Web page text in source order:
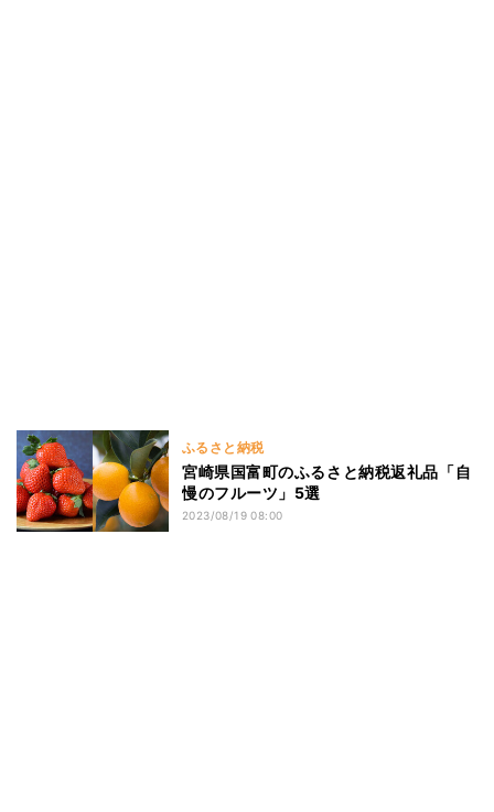
ふるさと納税
宮崎県国富町のふるさと納税返礼品「自
慢のフルーツ」5選
2023/08/19 08:00